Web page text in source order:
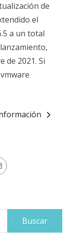
de
el
a un total
de 2021. Si